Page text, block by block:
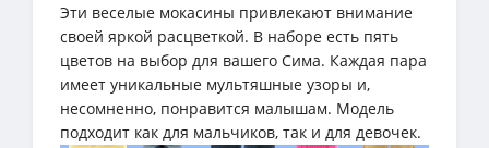
Эти веселые мокасины привлекают внимание
своей яркой расцветкой. В наборе есть пять
цветов на выбор для вашего Сима. Каждая пара
имеет уникальные мультяшные узоры и,
несомненно, понравится малышам. Модель
подходит как для мальчиков, так и для девочек.